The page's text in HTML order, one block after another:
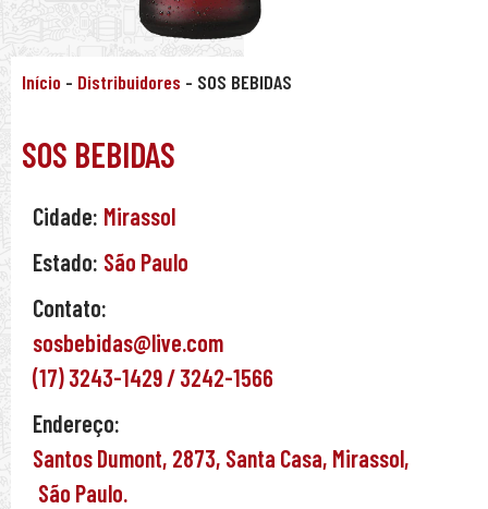
Início - Distribuidores - SOS BEBIDAS
SOS BEBIDAS
Cidade: Mirassol
Estado: São Paulo
Contato:
sosbebidas@live.com
(17) 3243-1429 / 3242-1566
Endereço:
Santos Dumont, 2873, Santa Casa, Mirassol,
São Paulo.